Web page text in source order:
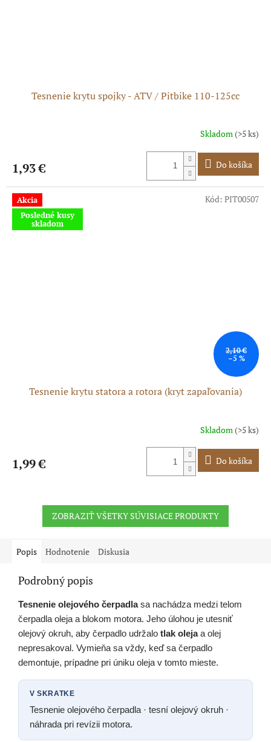
Tesnenie krytu spojky - ATV / Pitbike 110-125cc
Skladom(>5 ks)
1,93 € Do košíka
Akcia
Posledné kusy
skladom
2,10 €
–5 %
Tesnenie krytu statora a rotora (kryt zapaľovania)
Skladom(>5 ks)
1,99 € Do košíka
Kód: PIT00507
ZOBRAZIŤ VŠETKY SÚVISIACE PRODUKTY
Popis Hodnotenie Diskusia
Podrobný popis
Tesnenie olejového čerpadlasa nachádza medzi telom
čerpadla oleja a blokom motora. Jeho úlohou je utesniť
olejový okruh, aby čerpadlo udržalo tlak olejaa olej
nepresakoval. Vymieňa sa vždy, keď sa čerpadlo
demontuje, prípadne pri úniku oleja v tomto mieste.
V SKRATKE
Tesnenie olejového čerpadla · tesní olejový okruh ·
náhrada pri revízii motora.